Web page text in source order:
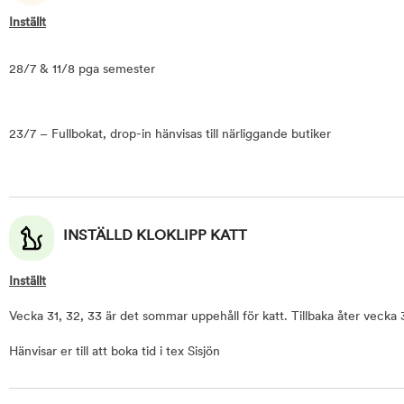
Inställt
28/7 & 11/8 pga semester
23/7 – Fullbokat, drop-in hänvisas till närliggande butiker
INSTÄLLD KLOKLIPP KATT
Inställt
Vecka 31, 32, 33 är det sommar uppehåll för katt. Tillbaka åter vecka
Hänvisar er till att boka tid i tex Sisjön